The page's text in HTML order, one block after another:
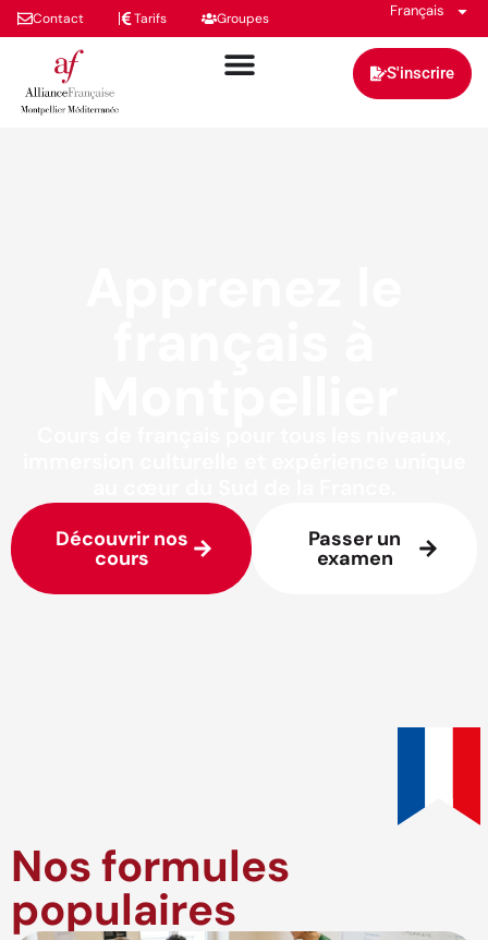
Contact Tarifs Groupes Français
S'inscrire
Découvrir nos
cours
Passer un
examen
Nos formules
populaires